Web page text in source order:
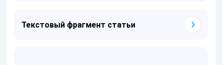
Текстовый фрагмент статьи